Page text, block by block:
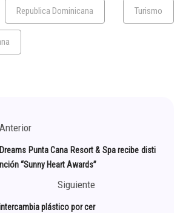
Republica Dominicana Turismo
Anterior
Dreams Punta Cana Resort & Spa recibe disti
nción “Sunny Heart Awards”
Siguiente
plástico por cer